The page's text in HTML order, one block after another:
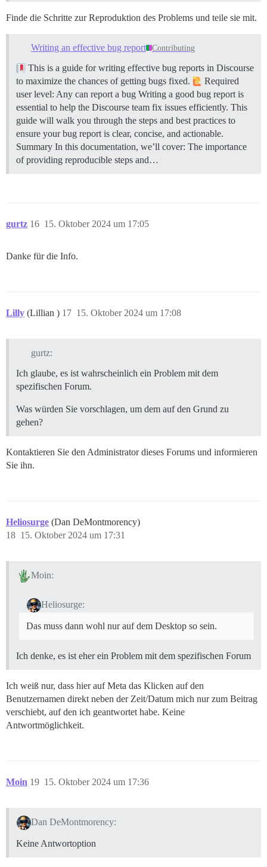
Finde die Schritte zur Reproduktion des Problems und teile sie mit.
Writing an effective bug report Contributing
This is a guide for writing effective bug reports in Discourse
to maximize the chances of getting bugs fixed.
Required
user level: Any can report a bug Writing a good bug report is
essential to help the Discourse team fix issues efficiently. This
guide will walk you through the steps and best practices to
ensure your bug report is clear, concise, and actionable.
Summary In this documentation, we’ll cover: The importance
of providing reproducible steps and…
gurtz 15. Oktober 2024 um 17:05
16
Danke für die Info.
Lilly (Lillian ) 15. Oktober 2024 um 17:08
17
gurtz:
Ich glaube, es ist wahrscheinlich ein Problem mit dem
spezifischen Forum.
Was würden Sie vorschlagen, um dem auf den Grund zu
gehen?
Kontaktieren Sie den Administrator dieses Forums und informieren
Sie ihn.
Heliosurge (Dan DeMontmorency)
15. Oktober 2024 um 17:31
18
Moin:
Heliosurge:
Das muss dann wohl nur auf dem Desktop so sein.
Ich denke, es ist eher ein Problem mit dem spezifischen Forum
Ich weiß nur, dass hier auf Meta das Klicken auf den
Benutzernamen direkt neben der Zeit/Datum mich nur zum Beitrag
verschiebt, auf den ich geantwortet habe. Keine
Antwortmöglichkeit.
Moin 15. Oktober 2024 um 17:36
19
Dan DeMontmorency:
Keine Antwortoption